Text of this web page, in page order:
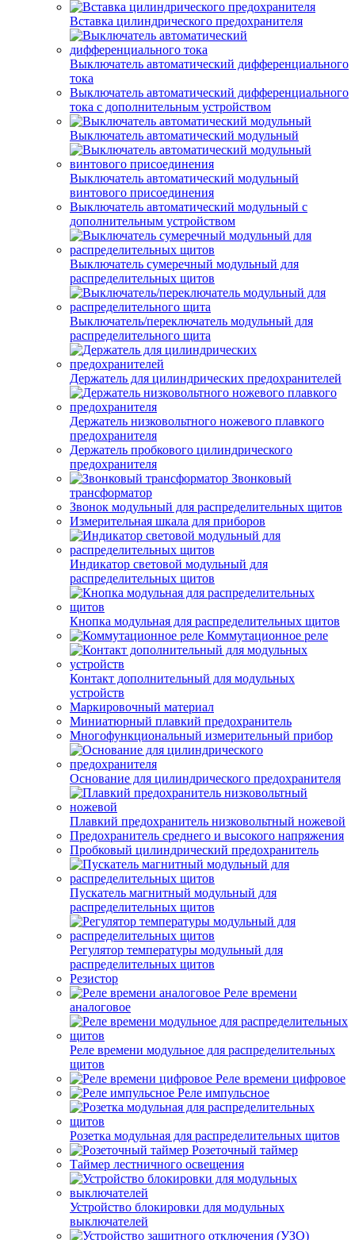
Вставка цилиндрического предохранителя
Выключатель автоматический дифференциального
тока
Выключатель автоматический дифференциального
тока с дополнительным устройством
Выключатель автоматический модульный
Выключатель автоматический модульный
винтового присоединения
Выключатель автоматический модульный с
дополнительным устройством
Выключатель сумеречный модульный для
распределительных щитов
Выключатель/переключатель модульный для
распределительного щита
Держатель для цилиндрических предохранителей
Держатель низковольтного ножевого плавкого
предохранителя
Держатель пробкового цилиндрического
предохранителя
Звонковый
трансформатор
Звонок модульный для распределительных щитов
Измерительная шкала для приборов
Индикатор световой модульный для
распределительных щитов
Кнопка модульная для распределительных щитов
Коммутационное реле
Контакт дополнительный для модульных
устройств
Маркировочный материал
Миниатюрный плавкий предохранитель
Многофункциональный измерительный прибор
Основание для цилиндрического предохранителя
Плавкий предохранитель низковольтный ножевой
Предохранитель среднего и высокого напряжения
Пробковый цилиндрический предохранитель
Пускатель магнитный модульный для
распределительных щитов
Регулятор температуры модульный для
распределительных щитов
Резистор
Реле времени
аналоговое
Реле времени модульное для распределительных
щитов
Реле времени цифровое
Реле импульсное
Розетка модульная для распределительных щитов
Розеточный таймер
Таймер лестничного освещения
Устройство блокировки для модульных
выключателей